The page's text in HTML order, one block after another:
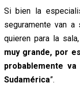
Si bien la
seguramente van
quieren para la sala,
muy grande, por
probablemente
Sudamérica”.